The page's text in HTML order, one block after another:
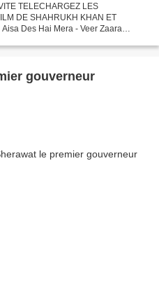
TELECHARGEZ LES
DE SHAHRUKH KHAN ET
Des Hai Mera - Veer Zaara
gouverneur